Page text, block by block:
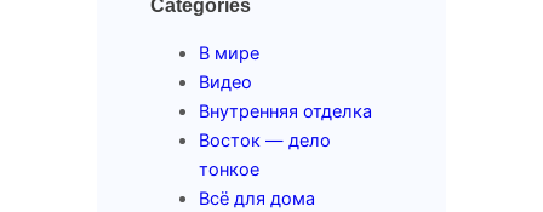
Categories
В мире
Видео
Внутренняя отделка
Восток — дело
тонкое
Всё для дома